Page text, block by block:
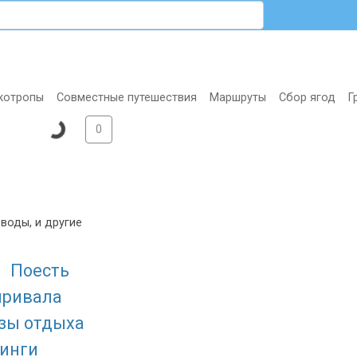
Совместные путешествия Маршруты Сбор ягод
0
и другие
Поесть
отдыха